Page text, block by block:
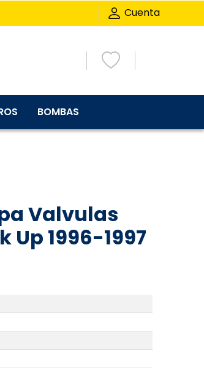
Cuenta
BOMBAS
Valvulas
Up 1996-1997